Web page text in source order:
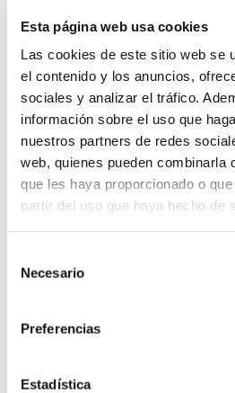
Esta página web usa cookies
Las cookies de este sitio web se
el contenido y los anuncios,
sociales y analizar el tráfico.
información sobre el uso que
nuestros partners de redes
web, quienes pueden combinarla
que les haya proporcionado o
partir del uso que haya hecho de
Necesario
Preferencias
Estadística
Las personas
forma muy positiva esta
pueden expresarse con
parece una bonita forma
través del arte. El propio
creación de sus trabajos
permitido conocerse
personas y aumentar su
Además consideran que,
ha ayudado a reflexionar
mejorar como personas, a